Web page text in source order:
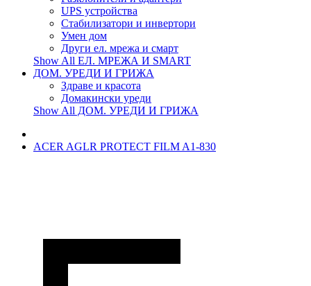
UPS устройства
Стабилизатори и инвертори
Умен дом
Други ел. мрежа и смарт
Show All ЕЛ. МРЕЖА И SMART
ДОМ. УРЕДИ И ГРИЖА
Здраве и красота
Домакински уреди
Show All ДОМ. УРЕДИ И ГРИЖА
ACER AGLR PROTECT FILM A1-830